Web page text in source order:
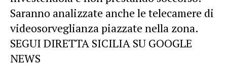
Saranno analizzate anche le telecamere di
videosorveglianza piazzate nella zona.
SEGUI DIRETTA SICILIA SU GOOGLE
NEWS